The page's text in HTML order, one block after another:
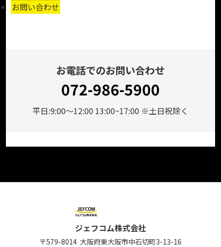
お問い合わせ
お電話でのお問い合わせ
072-986-5900
平日:9:00～12:00 13:00~17:00 ※土日祝除く
ジェフコム株式会社
〒579-8014 大阪府東大阪市中石切町3-13-16